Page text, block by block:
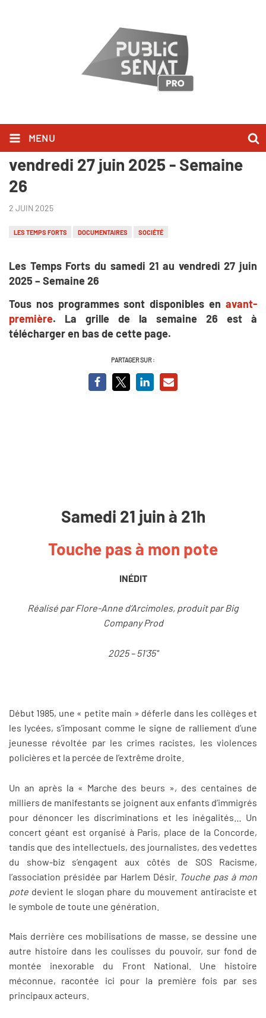
MENU
Les Temps Forts du samedi 21 au
vendredi 27 juin 2025 - Semaine
26
2 JUIN 2025
LES TEMPS FORTS DOCUMENTAIRES SOCIÉTÉ
Les Temps Forts du samedi 21 au vendredi 27 juin
2025 – Semaine 26
Tous nos programmes sont disponibles en avant-
première. La grille de la semaine 26 est à
télécharger en bas de cette page.
PARTAGER SUR :
Samedi 21 juin à 21h
Touche pas à mon pote
INÉDIT
Réalisé par Flore-Anne d’Arcimoles, produit par Big
Company Prod
2025 – 51'35''
Début 1985, une « petite main » déferle dans les collèges et
les lycées, s’imposant comme le signe de ralliement d’une
jeunesse révoltée par les crimes racistes, les violences
policières et la percée de l’extrême droite.
Un an après la « Marche des beurs », des centaines de
milliers de manifestants se joignent aux enfants d’immigrés
pour dénoncer les discriminations et les inégalités… Un
concert géant est organisé à Paris, place de la Concorde,
tandis que des intellectuels, des journalistes, des vedettes
du show-biz s’engagent aux côtés de SOS Racisme,
l’association présidée par Harlem Désir. Touche pas à mon
pote devient le slogan phare du mouvement antiraciste et
le symbole de toute une génération.
Mais derrière ces mobilisations de masse, se dessine une
autre histoire dans les coulisses du pouvoir, sur fond de
montée inexorable du Front National. Une histoire
méconnue, racontée ici pour la première fois par ses
principaux acteurs.